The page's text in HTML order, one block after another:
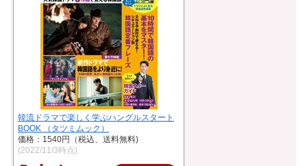
韓流ドラマで楽しく学ぶハングルスタート
BOOK （タツミムック）
価格：1540円（税込、送料無料)
(2022/11/3時点)